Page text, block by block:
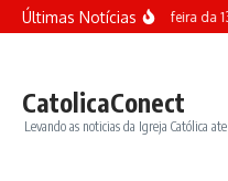
Ir para o conteúdo
Últimas NotíciasTerça-feira da
CatolicaConect
Levando as noticias da Igreja Católica ate